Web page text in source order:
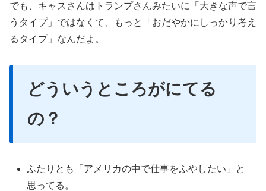
でも、キャスさんはトランプさんみたいに「大きな声で言
うタイプ」ではなくて、もっと「おだやかにしっかり考え
るタイプ」なんだよ。
どういうところがにてる
の？
ふたりとも「アメリカの中で仕事をふやしたい」と
思ってる。